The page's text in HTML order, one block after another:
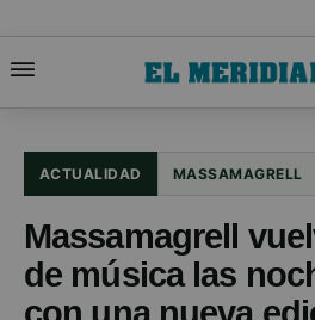
ACTUALIDAD MASSAMAGRELL
Massamagrell
de música las